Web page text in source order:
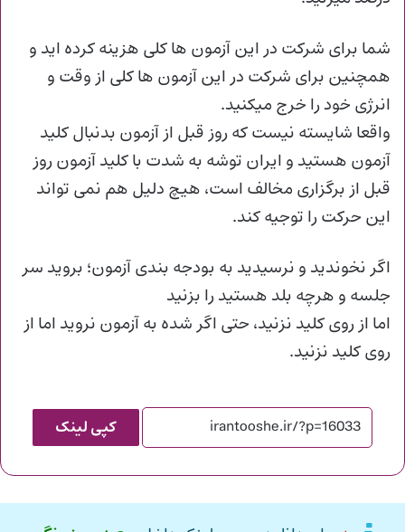
شما برای شرکت در این آزمون ها کلی هزینه کرده اید و
همچنین برای شرکت در این آزمون ها کلی از وقت و
انرژی خود را خرج میکنید.
واقعا شایسته نیست که روز قبل از آزمون بدنبال کلید
آزمون هستید و ایران توشه به شدت با کلید آزمون روز
قبل از برگزاری مخالف است، هیچ دلیل هم نمی تواند
این حرکت را توجیه کند.
اگر نخوندید و نرسیدید به بودجه بندی آزمون؛ بروید سر
جلسه و هرچه بلد هستید را بزنید
اما از روی کلید نزنید، حتی اگر شده به آزمون نروید اما از
روی کلید نزنید.
کپی لینک